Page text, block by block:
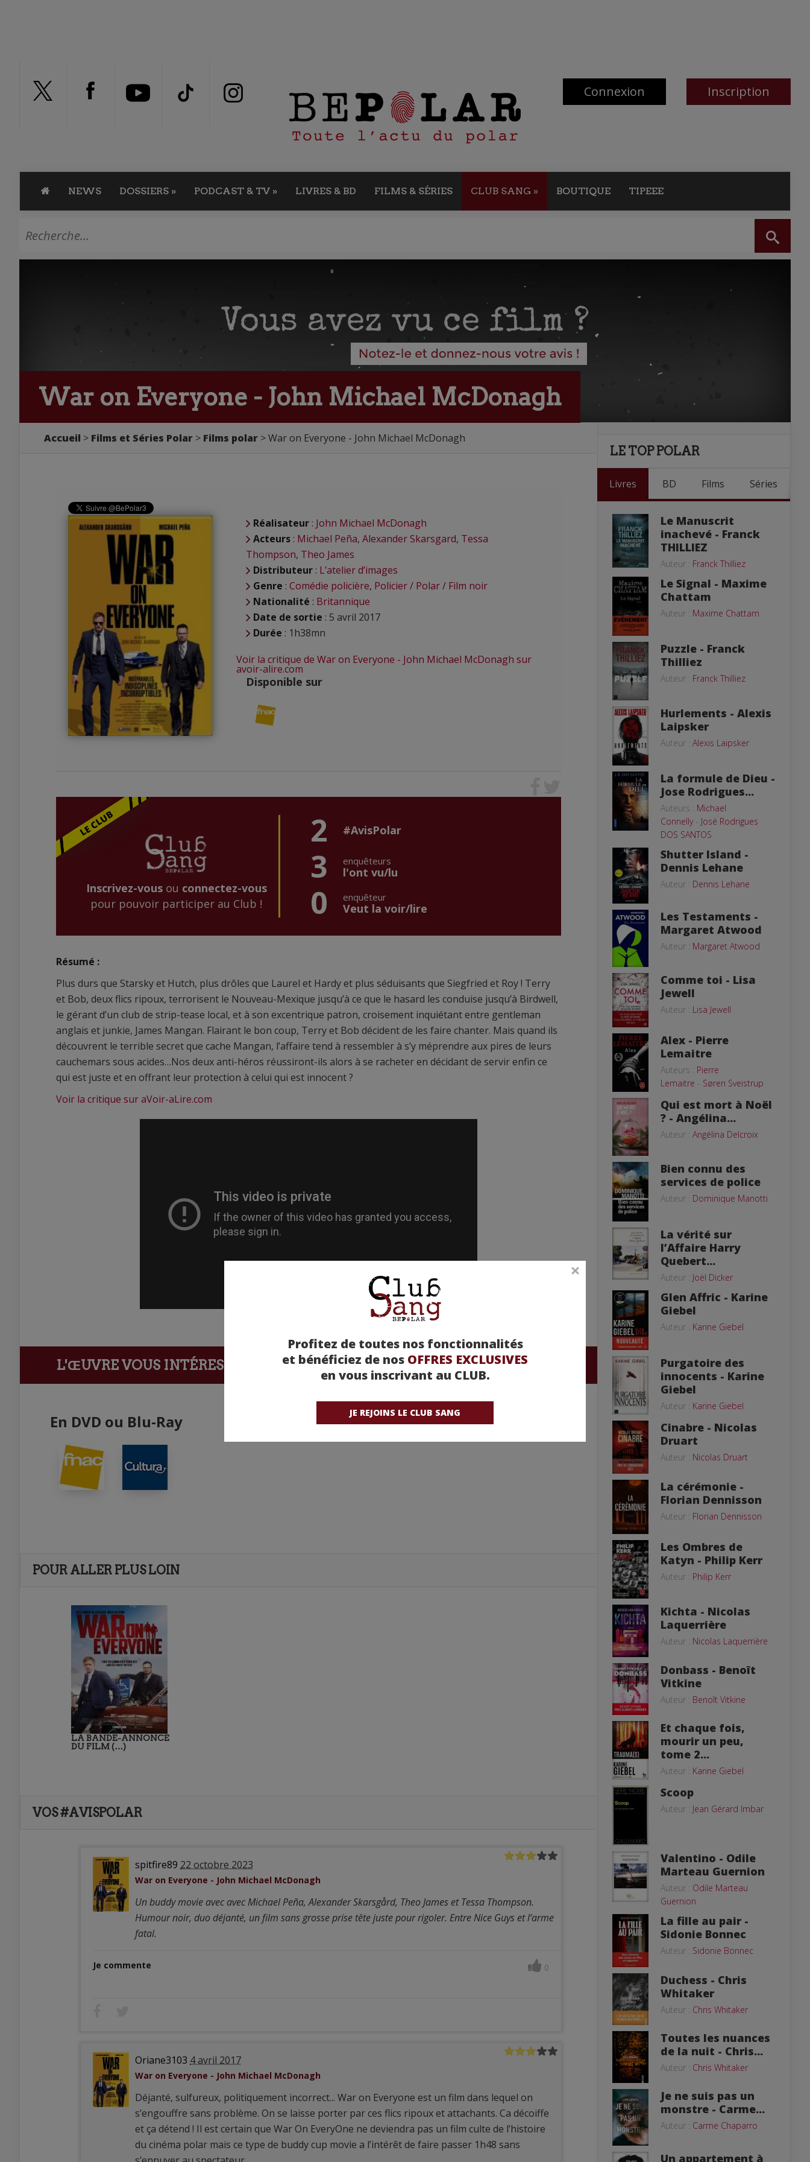
Connexion Inscription
NEWS DOSSIERS » PODCAST & TV » LIVRES & BD FILMS & SÉRIES CLUB SANG » BOUTIQUE TIPEEE
Profitez de toutes nos fonctionnalités
et bénéficiez de nos OFFRES EXCLUSIVES
en vous inscrivant au CLUB.
JE REJOINS LE CLUB SANG
War on Everyone - John Michael McDonagh
Accueil Films et Séries Polar Films polar War on Everyone - John Michael McDonagh
Réalisateur : John Michael McDonagh
Acteurs : Michael Peña, Alexander Skarsgard, Tessa
Thompson, Theo James
Distributeur : L’atelier d’images
Genre : Comédie policière, Policier / Polar / Film noir
Nationalité : Britannique
Date de sortie : 5 avril 2017
Durée : 1h38mn
Voir la critique de War on Everyone - John Michael McDonagh sur
avoir-alire.com
Disponible sur
Inscrivez-vousou connectez-vous
pour pouvoir participer au Club !
2 #AvisPolar
3 enquêteurs
l'ont vu/lu
0 enquêteur
Veut la voir/lire
Résumé :
Plus durs que Starsky et Hutch, plus drôles que Laurel et Hardy et plus séduisants que Siegfried et Roy ! Terry
et Bob, deux flics ripoux, terrorisent le Nouveau-Mexique jusqu’à ce que le hasard les conduise jusqu’à Birdwell,
le gérant d’un club de strip-tease local, et à son excentrique patron, croisement inquiétant entre gentleman
anglais et junkie, James Mangan. Flairant le bon coup, Terry et Bob décident de les faire chanter. Mais quand ils
découvrent le terrible secret que cache Mangan, l’affaire tend à ressembler à s’y méprendre aux pires de leurs
cauchemars sous acides…Nos deux anti-héros réussiront-ils alors à se racheter en décidant de servir enfin ce
qui est juste et en offrant leur protection à celui qui est innocent ?
Voir la critique sur aVoir-aLire.com
L'ŒUVRE VOUS INTÉRESSE ? Achetez-la chez nos partenaires !
En DVD ou Blu-Ray
POUR ALLER PLUS LOIN
LA BANDE-ANNONCE
DU FILM (…)
VOS #AVISPOLAR
spitfire89 22 octobre 2023
War on Everyone - John Michael McDonagh
Un buddy movie avec avec Michael Peña, Alexander Skarsgård, Theo James et Tessa Thompson.
Humour noir, duo déjanté, un film sans grosse prise tête juste pour rigoler. Entre Nice Guys et l’arme
fatal.
Je commente 0
Oriane3103 4 avril 2017
War on Everyone - John Michael McDonagh
Déjanté, sulfureux, politiquement incorrect... War on Everyone est un film dans lequel on
s’engouffre sans problème. On se laisse porter par ces flics ripoux et attachants. Ca décoiffe
et ça détend ! Il est certain que War On EveryOne ne deviendra pas un film culte de l’histoire
du cinéma polar mais ce type de buddy cup movie a l’intérêt de faire passer 1h48 sans
LE TOP POLAR
Livres BD Films Séries
Le Manuscrit
inachevé - Franck
THILLIEZ
Auteur : Franck Thilliez
Le Signal - Maxime
Chattam
Auteur : Maxime Chattam
Puzzle - Franck
Thilliez
Auteur : Franck Thilliez
Hurlements - Alexis
Laipsker
Auteur : Alexis Laipsker
La formule de Dieu -
Jose Rodrigues...
Auteurs : Michael
Connelly- José Rodrigues
DOS SANTOS
Shutter Island -
Dennis Lehane
Auteur : Dennis Lehane
Les Testaments -
Margaret Atwood
Auteur : Margaret Atwood
Comme toi - Lisa
Jewell
Auteur : Lisa Jewell
Alex - Pierre
Lemaitre
Auteurs : Pierre
Lemaitre - Søren Sveistrup
Qui est mort à Noël
? - Angélina...
Auteur : Angélina Delcroix
Bien connu des
services de police
Auteur : Dominique Manotti
La vérité sur
l’Affaire Harry
Quebert...
Auteur : Joël Dicker
Glen Affric - Karine
Giebel
Auteur : Karine Giebel
Purgatoire des
innocents - Karine
Giebel
Auteur : Karine Giebel
Cinabre - Nicolas
Druart
Auteur : Nicolas Druart
La cérémonie -
Florian Dennisson
Auteur : Florian Dennisson
Les Ombres de
Katyn - Philip Kerr
Auteur : Philip Kerr
Kichta - Nicolas
Laquerrière
Auteur : Nicolas Laquerrière
Donbass - Benoît
Vitkine
Auteur : Benoît Vitkine
Et chaque fois,
mourir un peu,
tome 2...
Auteur : Karine Giebel
Scoop
Auteur : Jean Gérard Imbar
Valentino - Odile
Marteau Guernion
Auteur : Odile Marteau
Guernion
La fille au pair -
Sidonie Bonnec
Auteur : Sidonie Bonnec
Duchess - Chris
Whitaker
Auteur : Chris Whitaker
Toutes les nuances
de la nuit - Chris...
Auteur : Chris Whitaker
Je ne suis pas un
monstre - Carme...
Auteur : Carme Chaparro
Un appartement à